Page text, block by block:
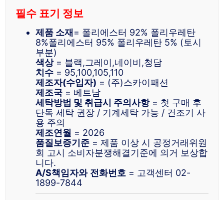
필수 표기 정보
제품 소재= 폴리에스터 92% 폴리우레탄
8%폴리에스터 95% 폴리우레탄 5% (토시
부분)
색상= 블랙,그레이,네이비,청담
치수 = 95,100,105,110
제조자(수입자) = (주)스카이패션
제조국 = 베트남
세탁방법 및 취급시 주의사항= 첫 구매 후
단독 세탁 권장 / 기계세탁 가능 / 건조기 사
용 주의
제조연월 = 2026
품질보증기준 = 제품 이상 시 공정거래위원
회 고시 소비자분쟁해결기준에 의거 보상합
니다.
A/S책임자와 전화번호 = 고객센터 02-
1899-7844